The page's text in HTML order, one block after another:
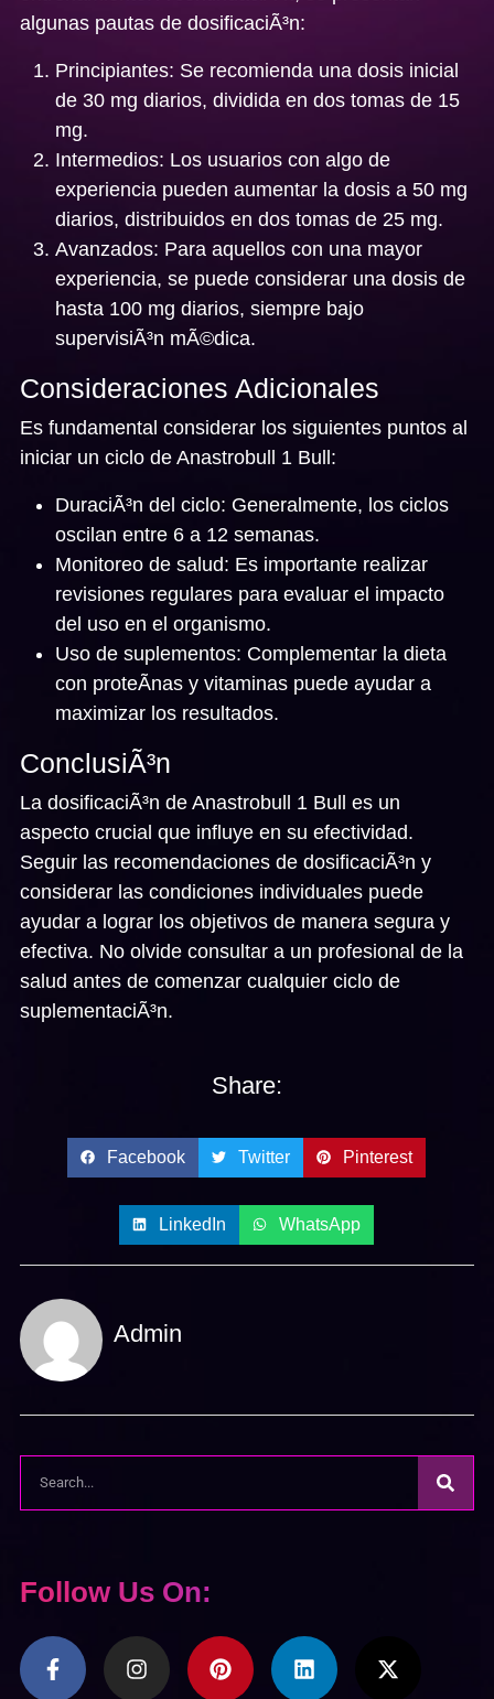
algunas pautas de dosificaciÃ³n:
Principiantes: Se recomienda una dosis inicial
de 30 mg diarios, dividida en dos tomas de 15
mg.
Intermedios: Los usuarios con algo de
experiencia pueden aumentar la dosis a 50 mg
diarios, distribuidos en dos tomas de 25 mg.
Avanzados: Para aquellos con una mayor
experiencia, se puede considerar una dosis de
hasta 100 mg diarios, siempre bajo
supervisiÃ³n mÃ©dica.
Consideraciones Adicionales
Es fundamental considerar los siguientes puntos al
iniciar un ciclo de Anastrobull 1 Bull:
DuraciÃ³n del ciclo: Generalmente, los ciclos
oscilan entre 6 a 12 semanas.
Monitoreo de salud: Es importante realizar
revisiones regulares para evaluar el impacto
del uso en el organismo.
Uso de suplementos: Complementar la dieta
con proteÃ­nas y vitaminas puede ayudar a
maximizar los resultados.
ConclusiÃ³n
La dosificaciÃ³n de Anastrobull 1 Bull es un
aspecto crucial que influye en su efectividad.
Seguir las recomendaciones de dosificaciÃ³n y
considerar las condiciones individuales puede
ayudar a lograr los objetivos de manera segura y
efectiva. No olvide consultar a un profesional de la
salud antes de comenzar cualquier ciclo de
suplementaciÃ³n.
Share:
Facebook Twitter Pinterest
LinkedIn WhatsApp
Admin
Follow Us On: